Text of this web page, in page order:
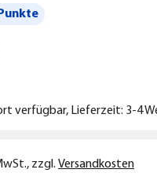
verfügbar, Lieferzeit: 3-4
, zzgl. Versandkosten